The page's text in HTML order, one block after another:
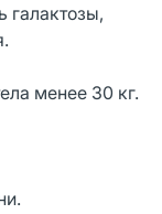
галактозы,
менее 30 кг.